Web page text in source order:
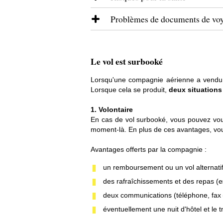
de manière inappropriée ou si
indemnisation.
La santé avant tout. Un passager
pneumonie
grossesse : après la 28e
voler après 36 semaines de
récente crise cardiaque ou
trouble mental : maladies
essoufflement au repos
drépanocytose
Dans ce cas également, vous
Problèmes de documents de
Vous ne vous êtes pas
Si vous n'avez pas pris le vol
d'une réservation avec
Aucune indemnité pour refus
Le vol est surbooké
Lorsqu'une compagnie aérienne a
Lorsque cela se produit, deux situations
1. Volontaire
En cas de vol surbooké, vous pouvez
moment-là. En plus de ces avantages,
Avantages offerts par la compagnie :
un remboursement ou un vol alternatif
des rafraîchissements et des repas
deux communications (téléphone, fax
éventuellement une nuit d'hôtel et le